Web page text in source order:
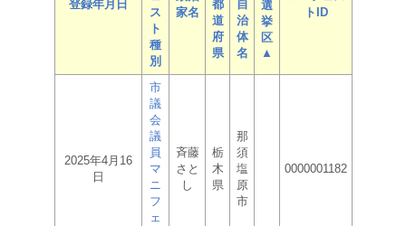
登録年月日
ス
ト
種
別
家名
都
道
府
県
自
治
体
名
選
挙
区
▲
トID
2025年4月16
日
市
議
会
議
員
マ
ニ
フ
ェ
斉藤
さと
し
栃
木
県
那
須
塩
原
市
0000001182